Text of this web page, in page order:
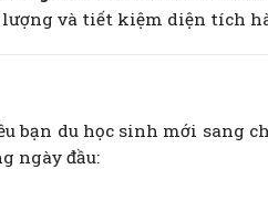
lượng và tiết kiệm diện tích
bạn du học sinh mới sang
ngày đầu: